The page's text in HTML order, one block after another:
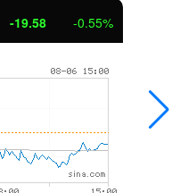
-19.58 -0.55%